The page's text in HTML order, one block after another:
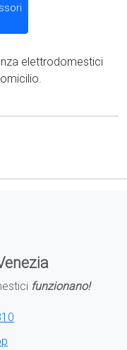
elettrodomestici
funzionano!